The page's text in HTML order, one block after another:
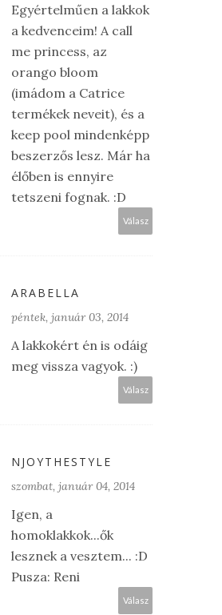
Egyértelműen a lakkok
a kedvenceim! A call
me princess, az
orango bloom
(imádom a Catrice
termékek neveit), és a
keep pool mindenképp
beszerzős lesz. Már ha
élőben is ennyire
tetszeni fognak. :D
Válasz
ARABELLA
péntek, január 03, 2014
A lakkokért én is odáig
meg vissza vagyok. :)
Válasz
NJOYTHESTYLE
szombat, január 04, 2014
Igen, a
homoklakkok...ők
lesznek a vesztem... :D
Pusza: Reni
Válasz